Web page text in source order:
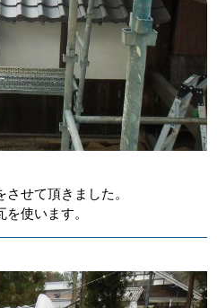
せて頂きました。
使います。